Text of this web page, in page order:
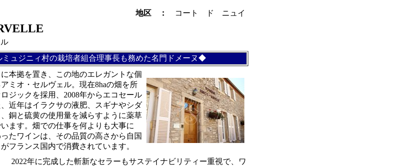
地区 ： コート ド ニュイ
ュジニィ村の栽培者組合理事長も務めた名門ドメーヌ◆
本拠を置き、この地のエレガントな個
ミオ・セルヴェル。現在8haの畑を所
ジックを採用、2008年からエコセール
近年はイラクサの液肥、スギナやシダ
銅と硫黄の使用量を減らすように薬草
ます。畑での仕事を何よりも大事に
たワインは、その品質の高さから自国
フランス国内で消費されています。
2022年に完成した斬新なセラーもサステイナビリティー重視で、ワ